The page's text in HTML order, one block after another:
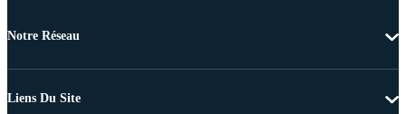
Notre Réseau
Liens Du Site